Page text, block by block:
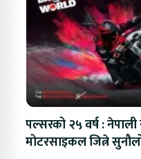
पल्सरको २५ वर्ष :
मोटरसाइकल जित्ने